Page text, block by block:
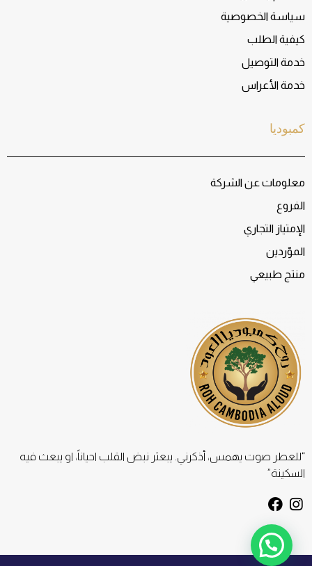
“للعطر صوت يهمس، أذكرني. يبعثر نبض القلب احياناً، او يبعث فيه
السكينة”
I
s
t
a
F
c
e
b
كمبوديا
معلومات عن الشركة
الفروع
الإمتياز التجاري
الموّردين
منتج طبيعي
سياسة الخصوصية
كيفية الطلب
خدمة التوصيل
خدمة الأعراس